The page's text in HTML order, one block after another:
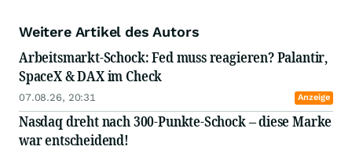
für den NeobrokerFreestoxx
Weitere Artikel des Autors
Arbeitsmarkt-Schock: Fed muss reagieren? Palantir,
SpaceX & DAX im Check
07.08.26, 20:31 Anzeige
Nasdaq dreht nach 300-Punkte-Schock – diese Marke
war entscheidend!